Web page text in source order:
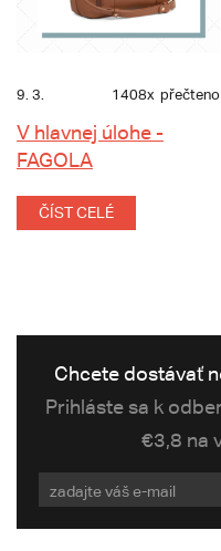
9. 3. 1408x přečteno
V hlavnej úlohe -
FAGOLA
ČÍST CELÉ
Chcete dostávať
Prihláste sa k
€3,8 na